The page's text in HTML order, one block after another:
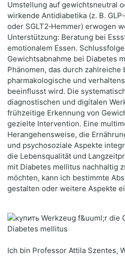
Umstellung auf gewichtsneutral
wirkende Antidiabetika (z. B.
oder SGLT2‑Hemmer) erwogen
Unterstützung: Beratung bei
emotionalem Essen.
Gewichtsabnahme bei Diabetes
Phänomen, das durch zahlreiche
pharmakologische und
beeinflusst wird. Die
diagnostischen und digitalen
frühzeitige Erkennung von
gezielte Intervention. Eine
Herangehensweise, die
und psychosoziale Aspekte
die Lebensqualität und
mit Diabetes mellitus nachhaltig
möchten, kann ich bestimmte
gestalten oder weitere Aspekte
Ich bin Professor Attila Szentes,